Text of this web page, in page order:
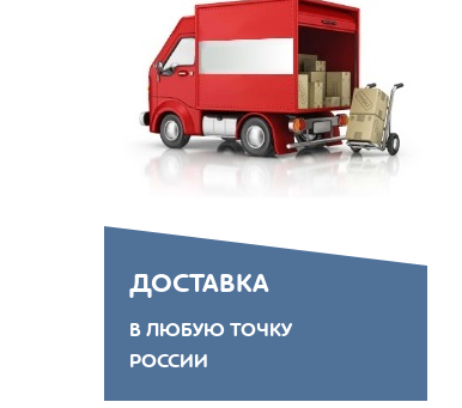
ДОСТАВКА
В ЛЮБУЮ ТОЧКУ
РОССИИ